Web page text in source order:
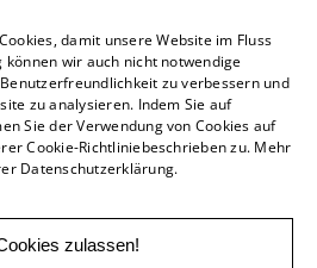
damit unsere Website im Fluss
wir auch nicht notwendige
zu verbessern und
zu analysieren. Indem Sie auf
Sie der Verwendung von Cookies auf
Cookie-Richtliniebeschrieben zu. Mehr
Datenschutzerklärung.
zulassen!